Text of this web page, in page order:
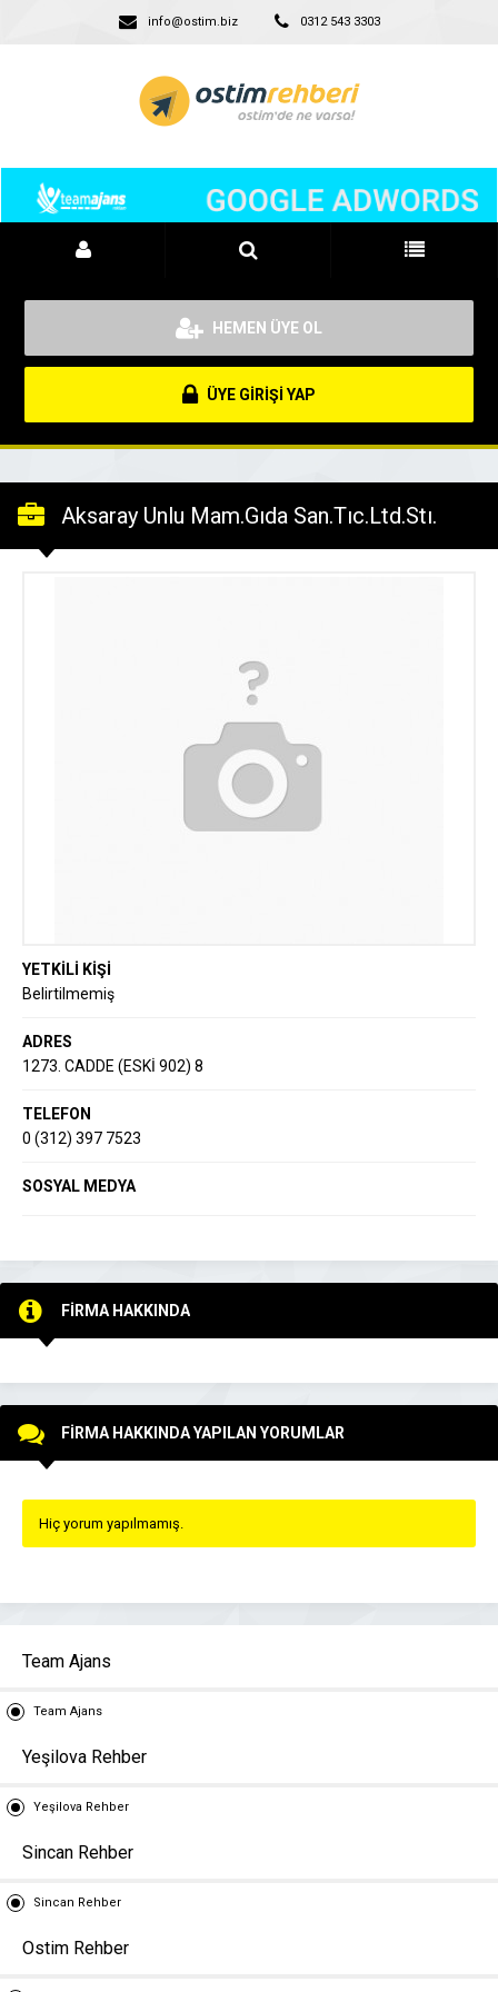
info@ostim.biz 0312 543 3303
HEMEN ÜYE OL
ÜYE GİRİŞİ YAP
Aksaray Unlu Mam.Gıda San.Tıc.Ltd.Stı.
YETKİLİ KİŞİ
Belirtilmemiş
ADRES
1273. CADDE (ESKİ 902) 8
TELEFON
0 (312) 397 7523
SOSYAL MEDYA
FİRMA HAKKINDA
FİRMA HAKKINDA YAPILAN YORUMLAR
Hiç yorum yapılmamış.
Team Ajans
Team Ajans
Yeşilova Rehber
Yeşilova Rehber
Sincan Rehber
Sincan Rehber
Ostim Rehber